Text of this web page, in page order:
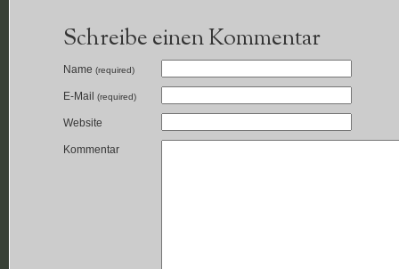
Schreibe einen Kommentar
Name (required)
E-Mail (required)
Website
Kommentar